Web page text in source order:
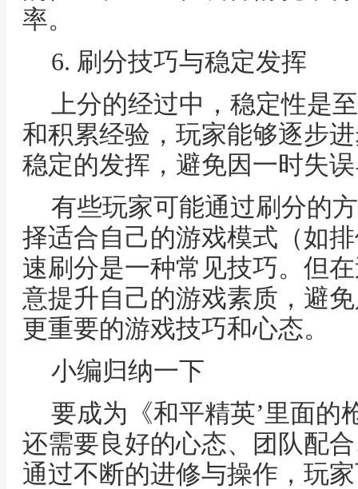
率。
6. 刷分技巧与稳定发挥
上分的经过中，稳定性是
和积累经验，玩家能够逐步
稳定的发挥，避免因一时失
有些玩家可能通过刷分的
择适合自己的游戏模式（如
速刷分是一种常见技巧。但
意提升自己的游戏素质，避
更重要的游戏技巧和心态。
小编归纳一下
要成为《和平精英’里面的
还需要良好的心态、团队配
通过不断的进修与操作，玩